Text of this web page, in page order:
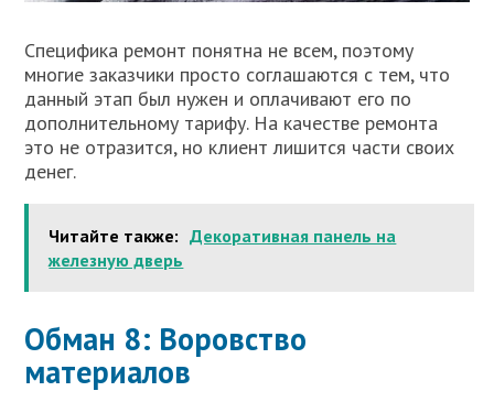
Специфика ремонт понятна не всем, поэтому
многие заказчики просто соглашаются с тем, что
данный этап был нужен и оплачивают его по
дополнительному тарифу. На качестве ремонта
это не отразится, но клиент лишится части своих
денег.
Читайте также: Декоративная панель на
железную дверь
Обман 8: Воровство
материалов